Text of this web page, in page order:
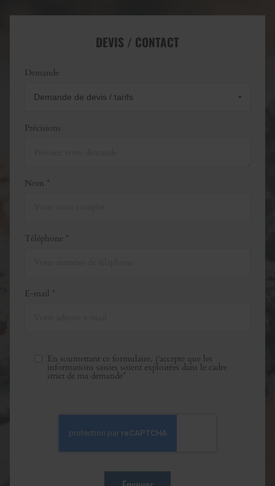
DEVIS / CONTACT
Demande
Précisions
Nom *
Téléphone *
E-mail *
En soumettant ce formulaire, j'accepte que les
informations saisies soient exploitées dans le cadre
strict de ma demande*